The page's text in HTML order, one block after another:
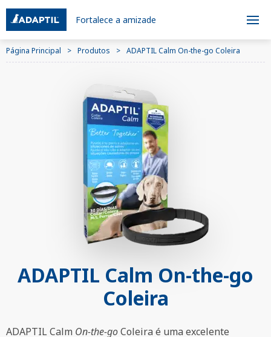
Fortalece a amizade
Página Principal Produtos ADAPTIL Calm On-the-go Coleira
ADAPTIL Calm On-the-go
Coleira
ADAPTIL Calm On-the-goColeira é uma excelente